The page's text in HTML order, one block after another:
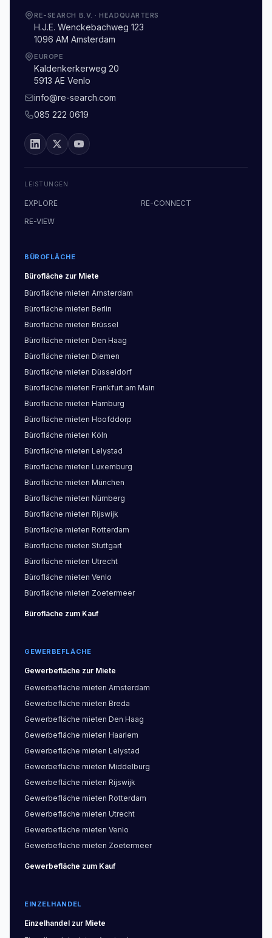
RE-SEARCH B.V. ·HEADQUARTERS
H.J.E. Wenckebachweg 123
1096 AM Amsterdam
EUROPE
Kaldenkerkerweg 20
5913 AE Venlo
info@re-search.com
085 222 0619
LEISTUNGEN
EXPLORE
RE-CONNECT
RE-VIEW
BÜROFLÄCHE
Bürofläche zur Miete
Bürofläche mieten Amsterdam
Bürofläche mieten Berlin
Bürofläche mieten Brüssel
Bürofläche mieten Den Haag
Bürofläche mieten Diemen
Bürofläche mieten Düsseldorf
Bürofläche mieten Frankfurt am Main
Bürofläche mieten Hamburg
Bürofläche mieten Hoofddorp
Bürofläche mieten Köln
Bürofläche mieten Lelystad
Bürofläche mieten Luxemburg
Bürofläche mieten München
Bürofläche mieten Nürnberg
Bürofläche mieten Rijswijk
Bürofläche mieten Rotterdam
Bürofläche mieten Stuttgart
Bürofläche mieten Utrecht
Bürofläche mieten Venlo
Bürofläche mieten Zoetermeer
Bürofläche zum Kauf
GEWERBEFLÄCHE
Gewerbefläche zur Miete
Gewerbefläche mieten Amsterdam
Gewerbefläche mieten Breda
Gewerbefläche mieten Den Haag
Gewerbefläche mieten Haarlem
Gewerbefläche mieten Lelystad
Gewerbefläche mieten Middelburg
Gewerbefläche mieten Rijswijk
Gewerbefläche mieten Rotterdam
Gewerbefläche mieten Utrecht
Gewerbefläche mieten Venlo
Gewerbefläche mieten Zoetermeer
Gewerbefläche zum Kauf
EINZELHANDEL
Einzelhandel zur Miete